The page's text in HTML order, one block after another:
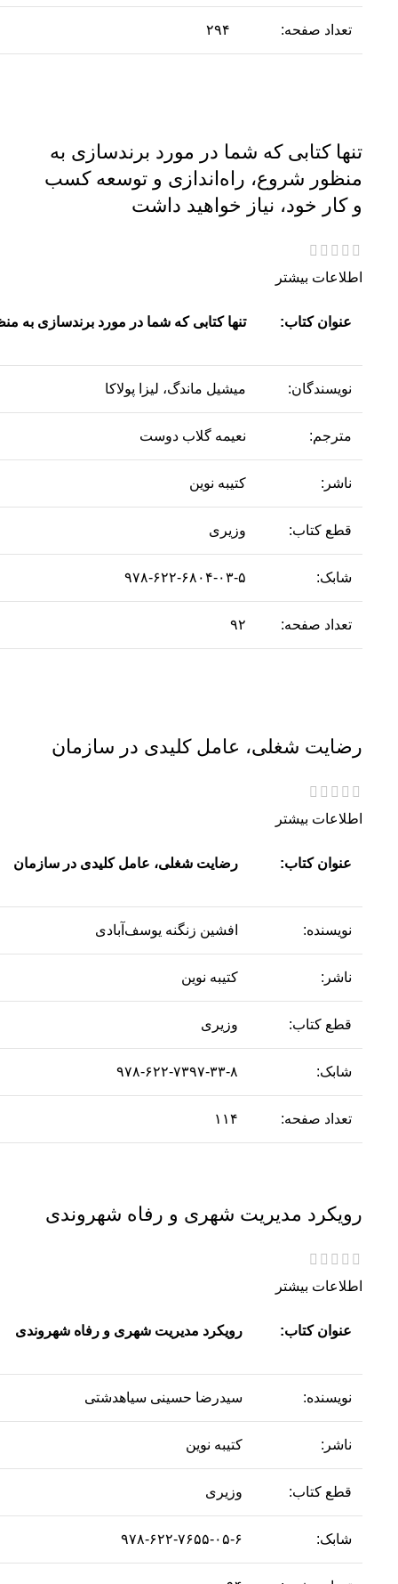
تعداد صفحه: ۲۹۴
تنها کتابی که شما در مورد برندسازی به
منظور شروع، راه‌اندازی و توسعه کسب
و کار خود، نیاز خواهید داشت
اطلاعات بیشتر
عنوان کتاب: تنها کتابی که شما در مورد برندسازی به
نویسندگان: میشیل ماندگ، لیزا پولاکا
مترجم: نعیمه گلاب دوست
ناشر: کتیبه نوین
قطع کتاب: وزیری
شابک: ۹۷۸-۶۲۲-۶۸۰۴-۰۳-۵
تعداد صفحه: ۹۲
رضایت شغلی، عامل کلیدی در سازمان
اطلاعات بیشتر
عنوان کتاب: رضایت شغلی، عامل کلیدی در سازمان
نویسنده: افشین زنگنه یوسف‌آبادی
ناشر: کتیبه نوین
قطع کتاب: وزیری
شابک: ۹۷۸-۶۲۲-۷۳۹۷-۳۳-۸
تعداد صفحه: ۱۱۴
رویکرد مدیریت شهری و رفاه شهروندی
اطلاعات بیشتر
عنوان کتاب: رویکرد مدیریت شهری و رفاه شهروندی
نویسنده: سیدرضا حسینی سیاهدشتی
ناشر: کتیبه نوین
قطع کتاب: وزیری
شابک: ۹۷۸-۶۲۲-۷۶۵۵-۰۵-۶